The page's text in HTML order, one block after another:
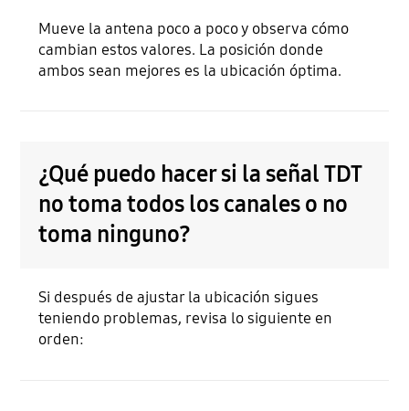
Mueve la antena poco a poco y observa cómo
cambian estos valores. La posición donde
ambos sean mejores es la ubicación óptima.
¿Qué puedo hacer si la señal TDT
no toma todos los canales o no
toma ninguno?
Si después de ajustar la ubicación sigues
teniendo problemas, revisa lo siguiente en
orden: